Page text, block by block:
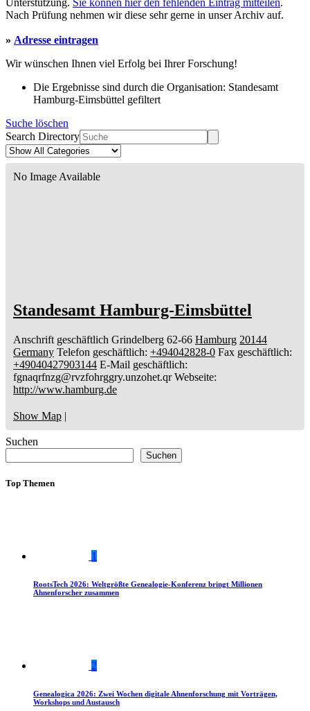
Unterstützung. Sie können hier den fehlenden Eintrag mitteilen.
Nach Prüfung nehmen wir diese sehr gerne in unser Archiv auf.
» Adresse eintragen
Wir wünschen Ihnen viel Erfolg bei Ihrer Forschung!
Die Ergebnisse sind durch die Organisation: Standesamt
Hamburg-Eimsbüttel gefiltert
Suche löschen
Search Directory
No Image Available
Standesamt Hamburg-Eimsbüttel
Anschrift geschäftlich Grindelberg 62-66 Hamburg 20144
Germany Telefon geschäftlich: +494042828-0 Fax geschäftlich:
+49040427903144 E-Mail geschäftlich:
fgnaqrfnzg@rvzfohrggry.unzohet.qr Webseite:
http://www.hamburg.de
Show Map |
Suchen
Suchen
Top Themen
1
RootsTech 2026: Weltgrößte Genealogie-Konferenz bringt Millionen
Ahnenforscher zusammen
2
Genealogica 2026: Zwei Wochen digitale Ahnenforschung mit Vorträgen,
Workshops und Austausch